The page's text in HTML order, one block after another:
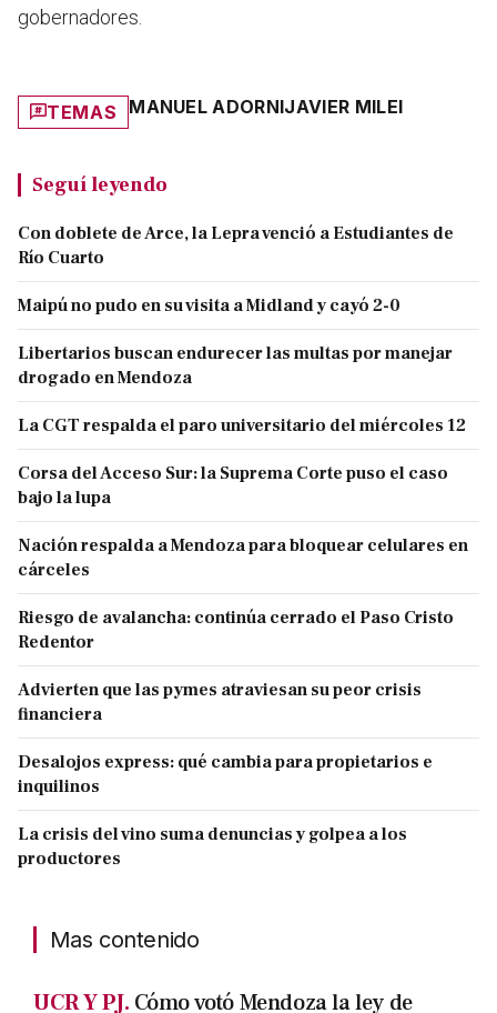
gobernadores.
TEMAS MANUEL ADORNIJAVIER MILEI
Seguí leyendo
Con doblete de Arce, la Lepra venció a Estudiantes de
Río Cuarto
Maipú no pudo en su visita a Midland y cayó 2-0
Libertarios buscan endurecer las multas por manejar
drogado en Mendoza
La CGT respalda el paro universitario del miércoles 12
Corsa del Acceso Sur: la Suprema Corte puso el caso
bajo la lupa
Nación respalda a Mendoza para bloquear celulares en
cárceles
Riesgo de avalancha: continúa cerrado el Paso Cristo
Redentor
Advierten que las pymes atraviesan su peor crisis
financiera
Desalojos express: qué cambia para propietarios e
inquilinos
La crisis del vino suma denuncias y golpea a los
productores
Mas contenido
UCR Y PJ. Cómo votó Mendoza la ley de